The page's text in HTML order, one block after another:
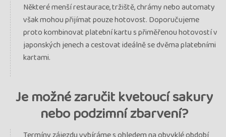
Některé menší restaurace, tržiště, chrámy nebo automaty
však mohou přijímat pouze hotovost. Doporučujeme
proto kombinovat platební kartu s přiměřenou hotovostí v
japonských jenech a cestovat ideálně se dvěma platebními
kartami.
Je možné zaručit kvetoucí sakury
nebo podzimní zbarvení?